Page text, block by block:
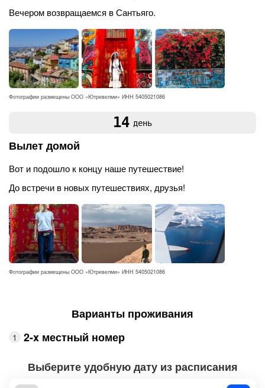
Вечером возвращаемся в Сантьяго.
Фотографии размещены ООО «Ютревелми» ИНН 5405021086
14 день
Вылет домой
Вот и подошло к концу наше путешествие!
До встречи в новых путешествиях, друзья!
Фотографии размещены ООО «Ютревелми» ИНН 5405021086
Варианты проживания
2-x местный номер
Выберите удобную дату из расписания